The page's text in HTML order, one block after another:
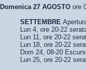
Domenica 27 AGOSTO ore
SETTEMBRE
Lun 4, ore 20-22
Lun 11, ore 20-22
Lun 18, ore 20-22
Dom 24, 08-20
Lun 25, ore 20-22